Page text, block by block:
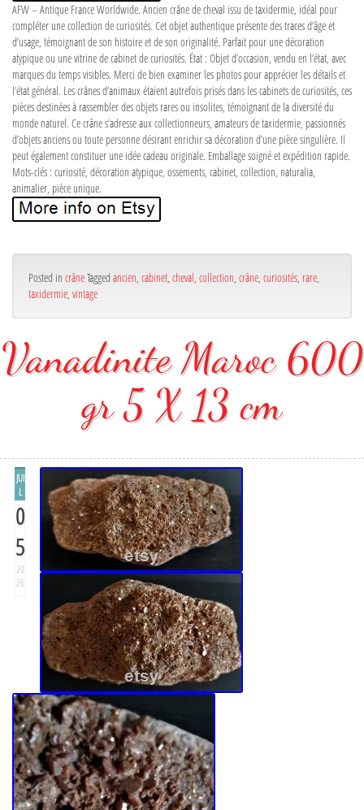
AFW – Antique France Worldwide. Ancien crâne de cheval issu de taxidermie, idéal pour
compléter une collection de curiosités. Cet objet authentique présente des traces d’âge et
d’usage, témoignant de son histoire et de son originalité. Parfait pour une décoration
atypique ou une vitrine de cabinet de curiosités. État : Objet d’occasion, vendu en l’état, avec
marques du temps visibles. Merci de bien examiner les photos pour apprécier les détails et
l’état général. Les crânes d’animaux étaient autrefois prisés dans les cabinets de curiosités, ces
pièces destinées à rassembler des objets rares ou insolites, témoignant de la diversité du
monde naturel. Ce crâne s’adresse aux collectionneurs, amateurs de taxidermie, passionnés
d’objets anciens ou toute personne désirant enrichir sa décoration d’une pièce singulière. Il
peut également constituer une idée cadeau originale. Emballage soigné et expédition rapide.
Mots-clés : curiosité, décoration atypique, ossements, cabinet, collection, naturalia,
animalier, pièce unique.
Posted in crâneTagged ancien cabinet cheval collection crâne curiosités rare
taxidermie vintage
Vanadinite Maroc 600
gr 5 X 13 cm
JUI
L
0
5
20
26